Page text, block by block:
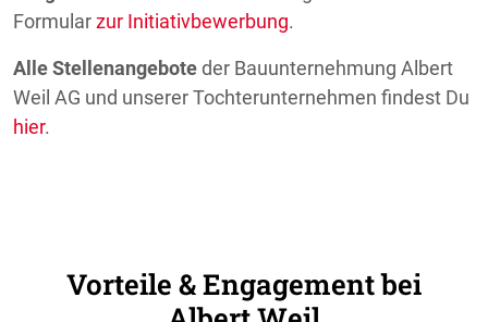
Formularzur Initiativbewerbung.
Alle Stellenangeboteder Bauunternehmung Albert
Weil AG und unserer Tochterunternehmen findest Du
hier.
Vorteile & Engagement bei